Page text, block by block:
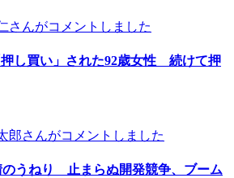
さんがコメントしました
し買い」された92歳女性 続けて押
郎さんがコメントしました
うねり 止まらぬ開発競争、ブーム